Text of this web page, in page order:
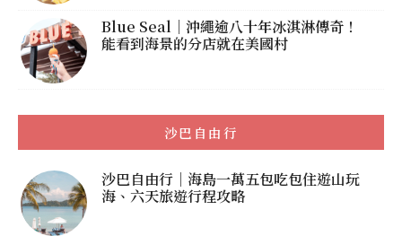
Blue Seal｜沖繩逾八十年冰淇淋傳奇！
能看到海景的分店就在美國村
沙巴自由行
沙巴自由行｜海島一萬五包吃包住遊山玩
海、六天旅遊行程攻略